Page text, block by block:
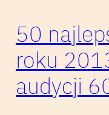
50
roku
audycji